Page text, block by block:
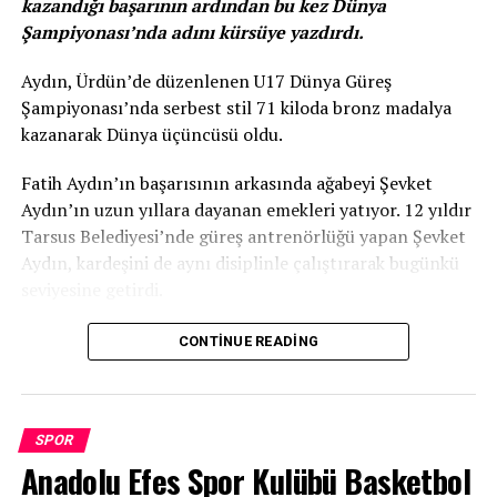
Yer:
Servet Tazegül Spor Salonu, Mersin
Kay:MHA
kazandığı başarının ardından bu kez Dünya
Şampiyonası’nda adını kürsüye yazdırdı.
Aydın, Ürdün’de düzenlenen U17 Dünya Güreş
Şampiyonası’nda serbest stil 71 kiloda bronz madalya
kazanarak Dünya üçüncüsü oldu.
Fatih Aydın’ın başarısının arkasında ağabeyi Şevket
Aydın’ın uzun yıllara dayanan emekleri yatıyor. 12 yıldır
Tarsus Belediyesi’nde güreş antrenörlüğü yapan Şevket
Aydın, kardeşini de aynı disiplinle çalıştırarak bugünkü
Ağabey Şevket Aydın, kardeşi Fatih’in başarısından
duyduğu gururu ifade ederek, “Kardeşim Fatih, 24-30
Haziran 2024 tarihlerinde düzenlenen U17 Avrupa
Dünya Şampiyonası’nda da bronz madalya kazanması
kesinlikle bir tesadüf değil. Onu 12 yıldır çalıştırıyorum
CONTINUE READING
SPOR
Anadolu Efes Spor Kulübü Basketbol